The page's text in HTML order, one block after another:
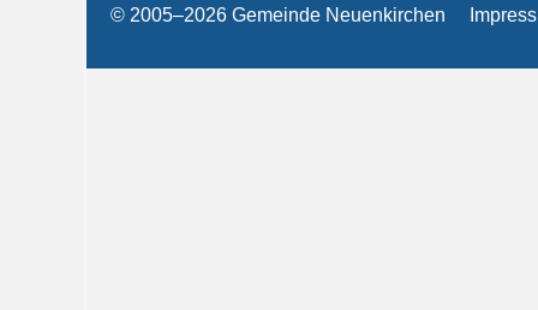
© 2005–2026 Gemeinde Neuenkirchen